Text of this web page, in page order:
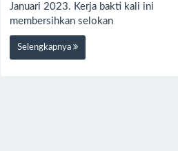
Januari 2023. Kerja bakti kali ini
membersihkan selokan
Selengkapnya